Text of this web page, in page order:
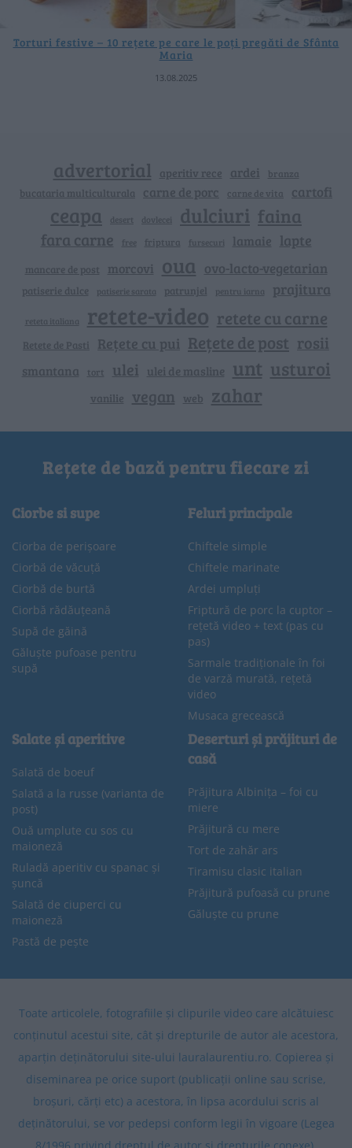
Torturi festive – 10 rețete pe care le poți pregăti de Sfânta
Maria
13.08.2025
advertorial aperitiv rece ardei branza
bucataria multiculturala carne de porc carne de vita cartofi
ceapa desert dovlecei dulciuri faina
fara carne free friptura fursecuri lamaie lapte
mancare de post morcovi oua ovo-lacto-vegetarian
patiserie dulce patiserie sarata patrunjel pentru iarna prajitura
reteta italiana retete-video retete cu carne
Retete de Pasti Rețete cu pui Rețete de post rosii
smantana tort ulei ulei de masline unt usturoi
vanilie vegan web zahar
Rețete de bază pentru fiecare zi
Ciorbe si supe
Ciorba de perișoare
Ciorbă de văcuță
Ciorbă de burtă
Ciorbă rădăuțeană
Supă de găină
Găluște pufoase pentru
supă
Feluri principale
Chiftele simple
Chiftele marinate
Ardei umpluți
Friptură de porc la cuptor –
rețetă video + text (pas cu
pas)
Sarmale tradiționale în foi
de varză murată, rețetă
video
Musaca grecească
Salate și aperitive
Salată de boeuf
Salată a la russe (varianta de
post)
Ouă umplute cu sos cu
maioneză
Ruladă aperitiv cu spanac și
șuncă
Salată de ciuperci cu
maioneză
Pastă de pește
Deserturi și prăjituri de
casă
Prăjitura Albinița – foi cu
miere
Prăjitură cu mere
Tort de zahăr ars
Tiramisu clasic italian
Prăjitură pufoasă cu prune
Găluște cu prune
Toate articolele, fotografiile și clipurile video care alcătuiesc
conținutul acestui site, cât și drepturile de autor ale acestora,
aparțin deținătorului site-ului lauralaurentiu.ro. Copierea și
diseminarea pe orice suport (publicații online sau scrise,
broșuri, cărți etc) a acestora, în lipsa acordului scris al
deținătorului, se vor pedepsi conform legii în vigoare (Legea